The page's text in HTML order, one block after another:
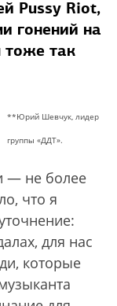
Pussy Riot,
гонений на
так
**Юрий Шевчук, лидер
группы «ДДТ».
— не более
что я
для нас
которые